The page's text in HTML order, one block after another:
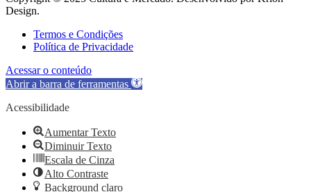
Design.
Termos e Condições
Política de Privacidade
Acessar o conteúdo
Abrir a barra de ferramentas
Acessibilidade
Aumentar Texto
Diminuir Texto
Escala de Cinza
Alto Contraste
Background claro